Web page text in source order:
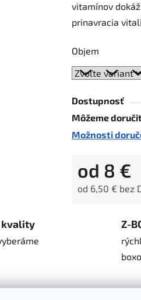
hviezdičiek.
vitamínov
prinavracia
Objem
Dostupnosť
Môžeme
Možnosti
od 8 €
od 6,50 € bez
kvality Z-